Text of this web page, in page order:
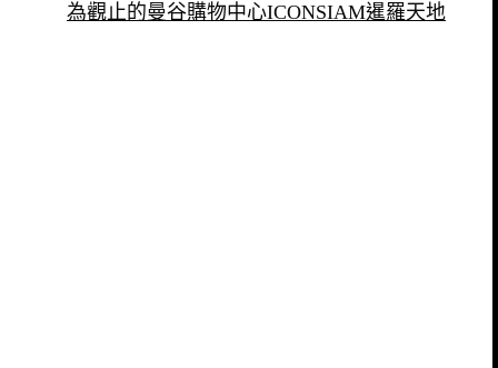
為觀止的曼谷購物中心ICONSIAM暹羅天地